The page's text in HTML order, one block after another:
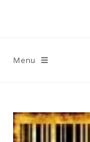
Menu